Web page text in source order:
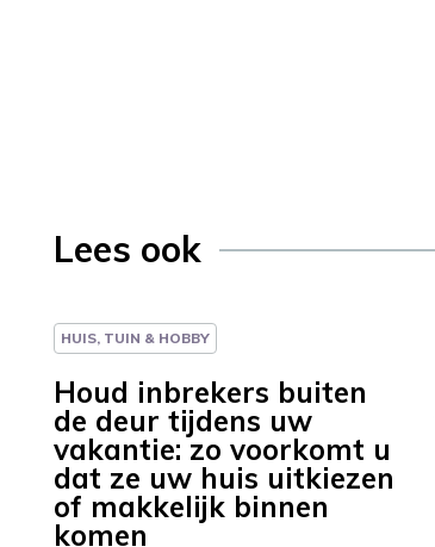
Lees ook
HUIS, TUIN & HOBBY
Houd inbrekers buiten
de deur tijdens uw
vakantie: zo voorkomt u
dat ze uw huis uitkiezen
of makkelijk binnen
komen